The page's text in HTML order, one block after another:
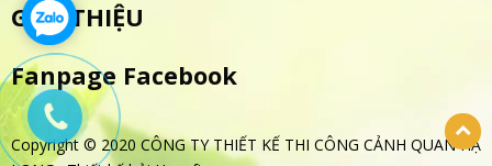
GIỚI THIỆU
Fanpage Facebook
Copyright © 2020 CÔNG TY THIẾT KẾ THI CÔNG CẢNH QUAN HẠ